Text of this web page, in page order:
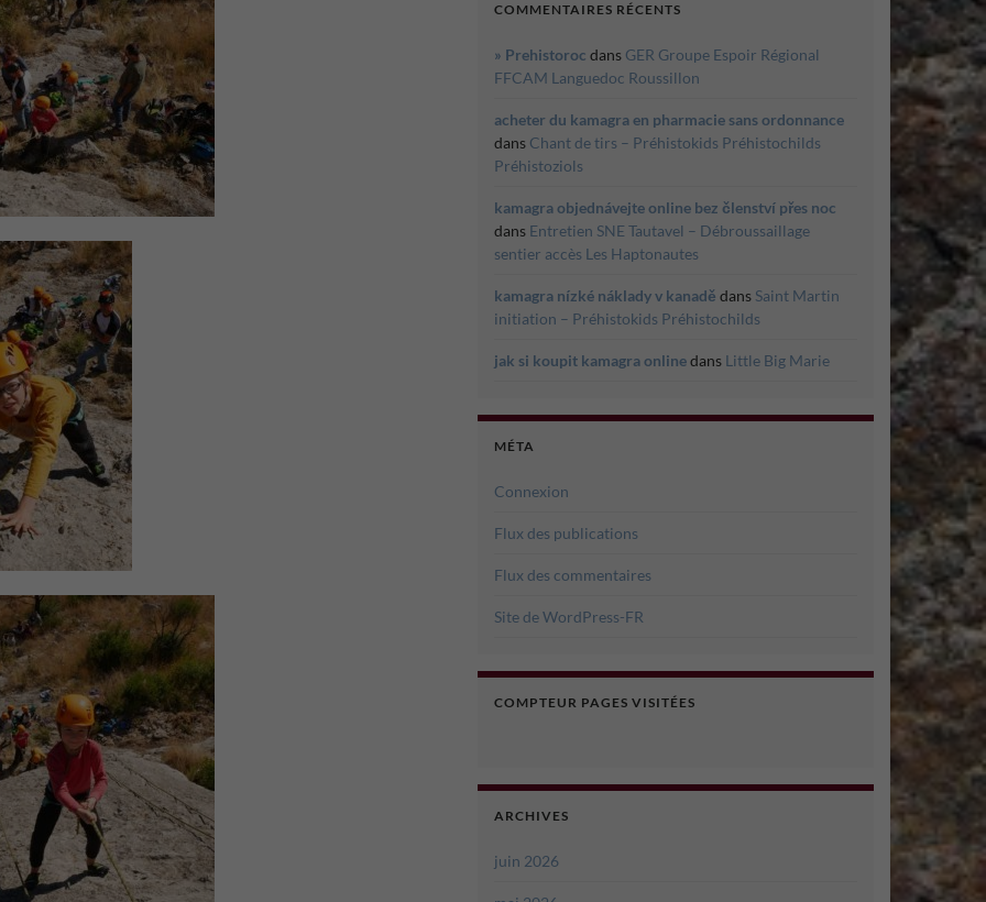
COMMENTAIRES RÉCENTS
» Prehistoroc dans GER Groupe Espoir Régional
FFCAM Languedoc Roussillon
acheter du kamagra en pharmacie sans ordonnance
dans Chant de tirs – Préhistokids Préhistochilds
Préhistoziols
kamagra objednávejte online bez členství přes noc
dans Entretien SNE Tautavel – Débroussaillage
sentier accès Les Haptonautes
kamagra nízké náklady v kanadě dans Saint Martin
initiation – Préhistokids Préhistochilds
jak si koupit kamagra onlinedans Little Big Marie
MÉTA
Connexion
Flux des publications
Flux des commentaires
Site de WordPress-FR
COMPTEUR PAGES VISITÉES
ARCHIVES
juin 2026